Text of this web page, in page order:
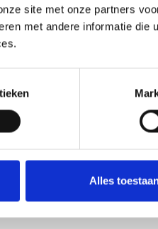
site met onze partners
met andere informatie die
Alles